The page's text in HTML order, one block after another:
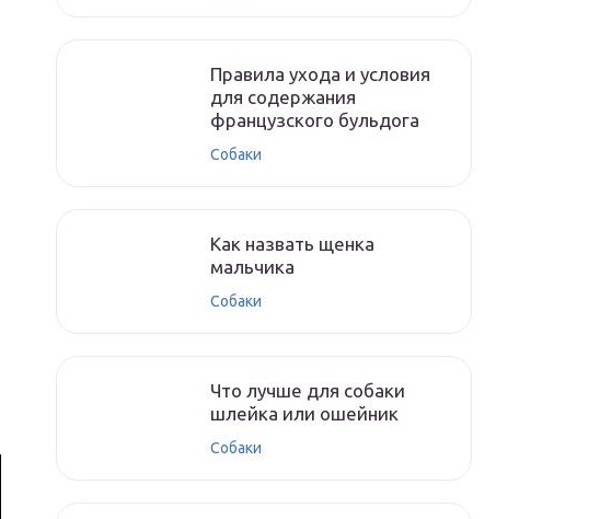
Правила ухода и условия
для содержания
французского бульдога
Собаки
Как назвать щенка
мальчика
Собаки
Что лучше для собаки
шлейка или ошейник
Собаки